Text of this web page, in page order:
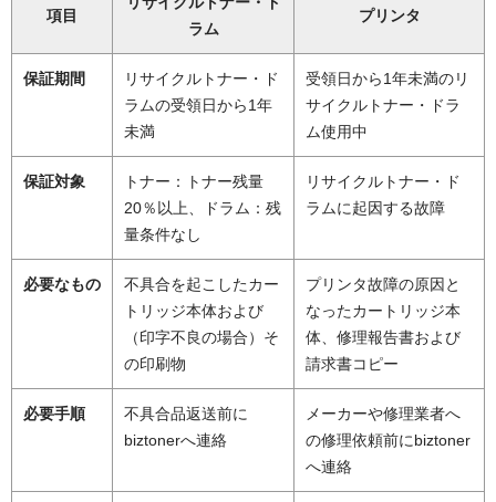
項目
ラム
プリンタ
保証期間
リサイクルトナー・ド
ラムの受領日から1年
未満
受領日から1年未満のリ
サイクルトナー・ドラ
ム使用中
保証対象
トナー：トナー残量
20％以上、ドラム：残
量条件なし
リサイクルトナー・ド
ラムに起因する故障
必要なもの
不具合を起こしたカー
トリッジ本体および
（印字不良の場合）そ
の印刷物
プリンタ故障の原因と
なったカートリッジ本
体、修理報告書および
請求書コピー
必要手順
不具合品返送前に
biztonerへ連絡
メーカーや修理業者へ
の修理依頼前にbiztoner
へ連絡